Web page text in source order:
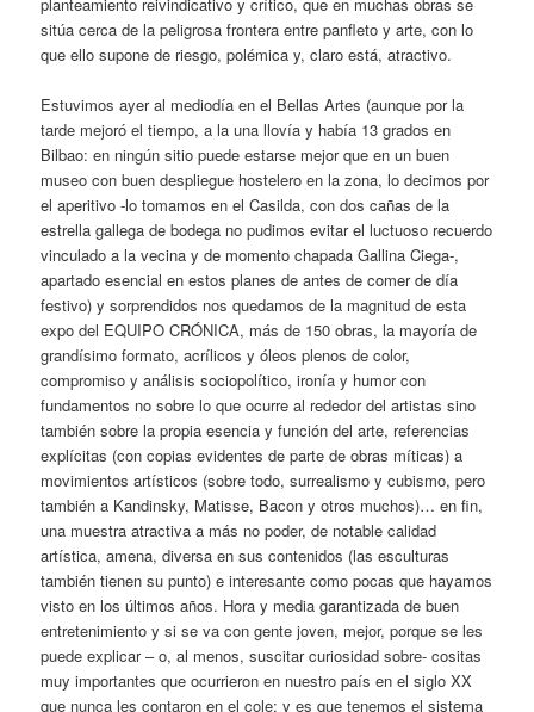
sitúa cerca de la peligrosa frontera entre panfleto y arte, con lo
que ello supone de riesgo, polémica y, claro está, atractivo.
Estuvimos ayer al mediodía en el Bellas Artes (aunque por la
tarde mejoró el tiempo, a la una llovía y había 13 grados en
Bilbao: en ningún sitio puede estarse mejor que en un buen
museo con buen despliegue hostelero en la zona, lo decimos por
el aperitivo -lo tomamos en el Casilda, con dos cañas de la
estrella gallega de bodega no pudimos evitar el luctuoso recuerdo
vinculado a la vecina y de momento chapada Gallina Ciega-,
apartado esencial en estos planes de antes de comer de día
festivo) y sorprendidos nos quedamos de la magnitud de esta
expo del EQUIPO CRÓNICA, más de 150 obras, la mayoría de
grandísimo formato, acrílicos y óleos plenos de color,
compromiso y análisis sociopolítico, ironía y humor con
fundamentos no sobre lo que ocurre al rededor del artistas sino
también sobre la propia esencia y función del arte, referencias
explícitas (con copias evidentes de parte de obras míticas) a
movimientos artísticos (sobre todo, surrealismo y cubismo, pero
también a Kandinsky, Matisse, Bacon y otros muchos)… en fin,
una muestra atractiva a más no poder, de notable calidad
artística, amena, diversa en sus contenidos (las esculturas
también tienen su punto) e interesante como pocas que hayamos
visto en los últimos años. Hora y media garantizada de buen
entretenimiento y si se va con gente joven, mejor, porque se les
puede explicar – o, al menos, suscitar curiosidad sobre- cositas
muy importantes que ocurrieron en nuestro país en el siglo XX
que nunca les contaron en el cole; y es que tenemos el sistema